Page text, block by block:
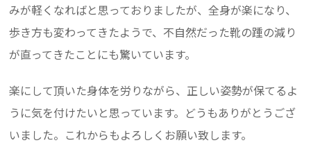
みが軽くなればと思っておりましたが、全身が楽になり、
歩き方も変わってきたようで、不自然だった靴の踵の減り
が直ってきたことにも驚いています。
楽にして頂いた身体を労りながら、正しい姿勢が保てるよ
うに気を付けたいと思っています。どうもありがとうござ
いました。これからもよろしくお願い致します。